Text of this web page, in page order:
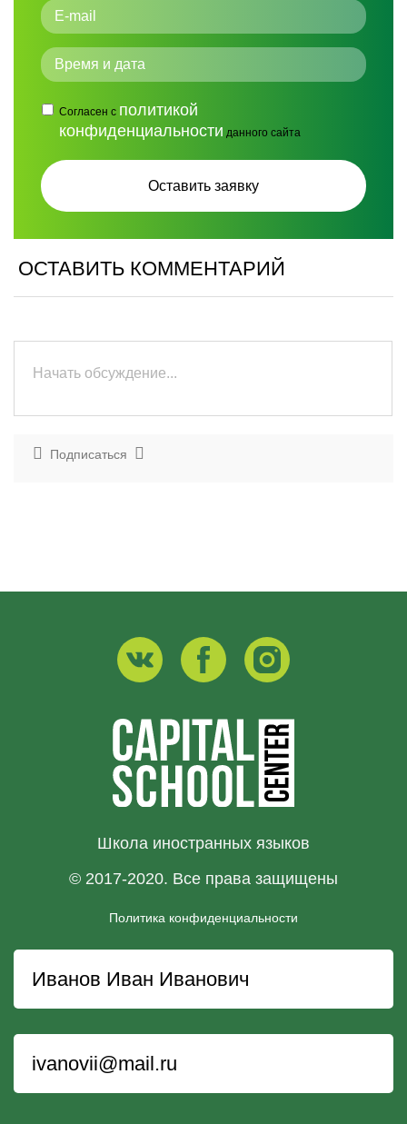
Согласен с политикой
конфиденциальности данного сайта
ОСТАВИТЬ КОММЕНТАРИЙ
Подписаться
Школа иностранных языков
© 2017-2020. Все права защищены
Политика конфиденциальности